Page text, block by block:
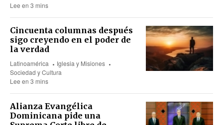
Lee en 3 mins
Cincuenta columnas después
sigo creyendo en el poder de
la verdad
Latinoamérica
Iglesia y Misiones
Sociedad y Cultura
Lee en 3 mins
Alianza Evangélica
Dominicana pide una